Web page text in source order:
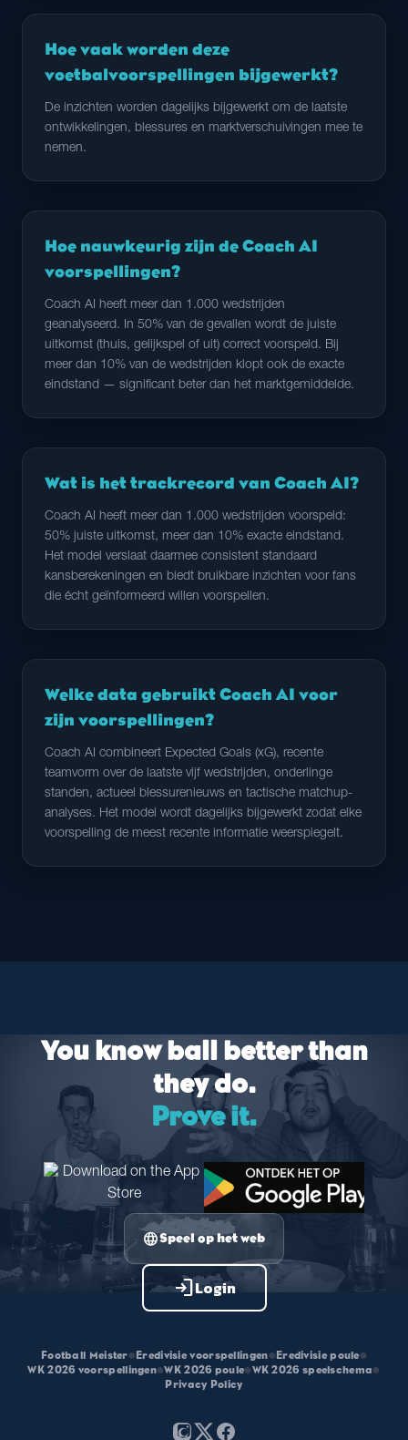
Hoe vaak worden deze
voetbalvoorspellingen bijgewerkt?
De inzichten worden dagelijks bijgewerkt om de laatste
ontwikkelingen, blessures en marktverschuivingen mee te
nemen.
Hoe nauwkeurig zijn de Coach AI
voorspellingen?
Coach AI heeft meer dan 1.000 wedstrijden
geanalyseerd. In 50% van de gevallen wordt de juiste
uitkomst (thuis, gelijkspel of uit) correct voorspeld. Bij
meer dan 10% van de wedstrijden klopt ook de exacte
eindstand — significant beter dan het marktgemiddelde.
Wat is het trackrecord van Coach AI?
Coach AI heeft meer dan 1.000 wedstrijden voorspeld:
50% juiste uitkomst, meer dan 10% exacte eindstand.
Het model verslaat daarmee consistent standaard
kansberekeningen en biedt bruikbare inzichten voor fans
die écht geïnformeerd willen voorspellen.
Welke data gebruikt Coach AI voor
zijn voorspellingen?
Coach AI combineert Expected Goals (xG), recente
teamvorm over de laatste vijf wedstrijden, onderlinge
standen, actueel blessurenieuws en tactische matchup-
analyses. Het model wordt dagelijks bijgewerkt zodat elke
voorspelling de meest recente informatie weerspiegelt.
You know ball better than
they do.
Prove it.
languageSpeel op het web
loginLogin
Football Meister• Eredivisie voorspellingen• Eredivisie poule•
WK 2026 voorspellingen•WK 2026 poule•WK 2026 speelschema•
Privacy Policy